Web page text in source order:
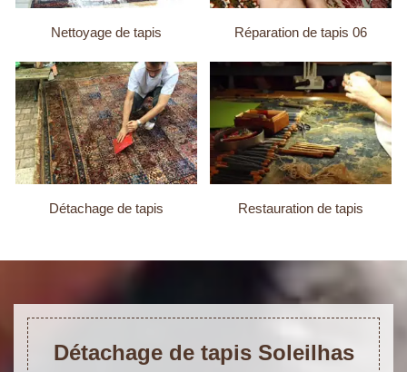
Nettoyage de tapis Réparation de tapis 06
Détachage de tapis Restauration de tapis
Détachage de tapis Soleilhas